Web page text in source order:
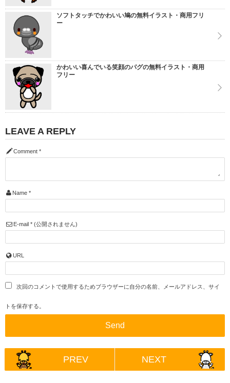
ソフトタッチでかわいい鳩の無料イラスト・商用フリ
ー
かわいい喜んでいる笑顔のパグの無料イラスト・商用
フリー
LEAVE A REPLY
Comment *
Name *
E-mail *(公開されません)
URL
次回のコメントで使用するためブラウザーに自分の名前、メールアドレス、サイ
トを保存する。
PREV NEXT